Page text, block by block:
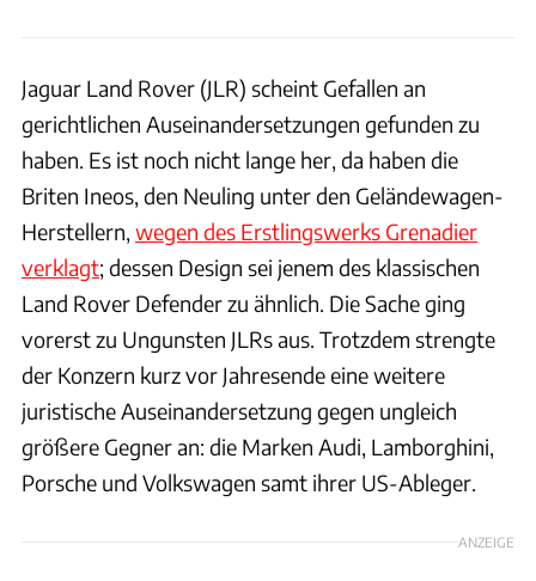
Jaguar Land Rover (JLR) scheint Gefallen an
gerichtlichen Auseinandersetzungen gefunden zu
haben. Es ist noch nicht lange her, da haben die
Briten Ineos, den Neuling unter den Geländewagen-
Herstellern, wegen des Erstlingswerks Grenadier
verklagt; dessen Design sei jenem des klassischen
Land Rover Defender zu ähnlich. Die Sache ging
vorerst zu Ungunsten JLRs aus. Trotzdem strengte
der Konzern kurz vor Jahresende eine weitere
juristische Auseinandersetzung gegen ungleich
größere Gegner an: die Marken Audi, Lamborghini,
Porsche und Volkswagen samt ihrer US-Ableger.
ANZEIGE